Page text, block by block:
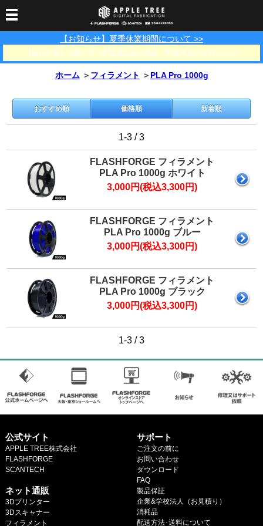
【お知らせ】夏季休業期間について >>
【佐川急便】地震に伴う配送遅延及び集荷・配達停止のお知らせ >>
3Dプリンター
3Dプリンター一覧 FLASHFORGE Bambu Lab
3Dスキャナー
3DMakerpro
フィラメント一覧 FLASHFORGE Bambu Lab
FusRock その他
光造形用レジン
DLP用レジン LCD用レジン エキマテ レジン
消耗品
部品
工具類
その他
フィラメント乾燥・防
湿ボックス
フィラメント保管用乾
燥剤
カプトンテープ
在庫処分セール
サポート
お問い合わせ ダウンロード FAQ
ショールーム
オフィシャルサイト
法人窓口
マイページ
カートを見る
ホーム ＞ フィラメント ＞ PLA Pro 1000g
おすすめ順 価格順 新着順
1-3 / 3
FLASHFORGE フィラメント
PLA Pro 1000g ホワイト
3,000円(税込3,300円)
FLASHFORGE フィラメント
PLA Pro 1000g ブルー
3,000円(税込3,300円)
FLASHFORGE フィラメント
PLA Pro 1000g ブラック
3,000円(税込3,300円)
1-3 / 3
公式サイト
APPLE TREE株式会社
FLASHFORGE
SCANTECH
ネット通販
3Dプリンター
3Dスキャナー
フィラメント
サポート
ご注文の前に
お問い合わせ
ダウンロード
FAQ
製品保証
企業&学校法人（お見積り）
消耗品
配送方法･送料について